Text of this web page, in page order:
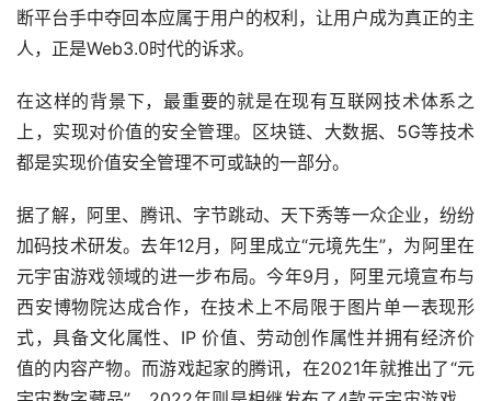
断平台手中夺回本应属于用户的权利，让用户成为真正的主
人，正是Web3.0时代的诉求。
在这样的背景下，最重要的就是在现有互联网技术体系之
上，实现对价值的安全管理。区块链、大数据、5G等技术
都是实现价值安全管理不可或缺的一部分。
据了解，阿里、腾讯、字节跳动、天下秀等一众企业，纷纷
加码技术研发。去年12月，阿里成立“元境先生”，为阿里在
元宇宙游戏领域的进一步布局。今年9月，阿里元境宣布与
西安博物院达成合作，在技术上不局限于图片单一表现形
式，具备文化属性、IP 价值、劳动创作属性并拥有经济价
值的内容产物。而游戏起家的腾讯，在2021年就推出了“元